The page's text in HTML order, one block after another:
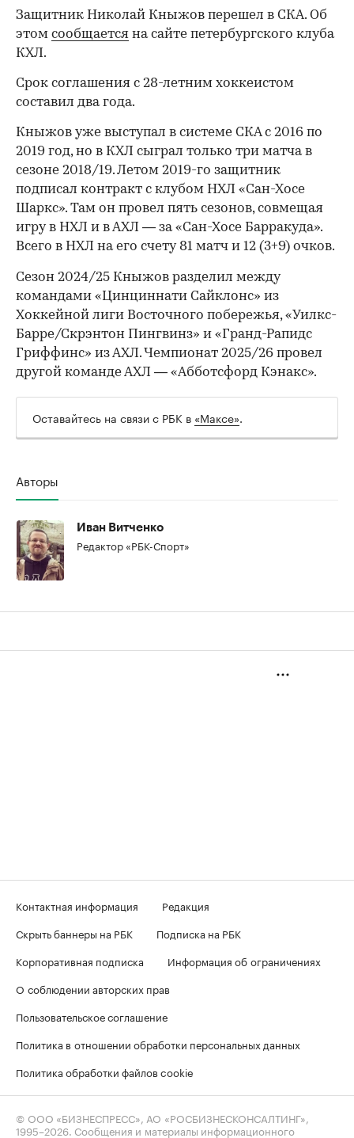
Защитник Николай Кныжов перешел в СКА. Об
этом сообщается на сайте петербургского клуба
КХЛ.
Срок соглашения с 28-летним хоккеистом
составил два года.
Кныжов уже выступал в системе СКА с 2016 по
2019 год, но в КХЛ сыграл только три матча в
сезоне 2018/19. Летом 2019-го защитник
подписал контракт с клубом НХЛ «Сан-Хосе
Шаркс». Там он провел пять сезонов, совмещая
игру в НХЛ и в АХЛ — за «Сан-Хосе Барракуда».
Всего в НХЛ на его счету 81 матч и 12 (3+9) очков.
Сезон 2024/25 Кныжов разделил между
командами «Цинциннати Сайклонс» из
Хоккейной лиги Восточного побережья, «Уилкс-
Барре/Скрэнтон Пингвинз» и «Гранд-Рапидс
Гриффинс» из АХЛ. Чемпионат 2025/26 провел
другой команде АХЛ — «Абботсфорд Кэнакс».
Оставайтесь на связи с РБК в «Максе».
Авторы
Иван Витченко
Редактор «РБК-Спорт»
Контактная информация
Редакция
Скрыть баннеры на РБК
Подписка на РБК
Корпоративная подписка
Информация об ограничениях
О соблюдении авторских прав
Пользовательское соглашение
Политика в отношении обработки персональных данных
Политика обработки файлов cookie
© ООО «БИЗНЕСПРЕСС», АО «РОСБИЗНЕСКОНСАЛТИНГ»,
1995–2026 . Сообщения и материалы информационного